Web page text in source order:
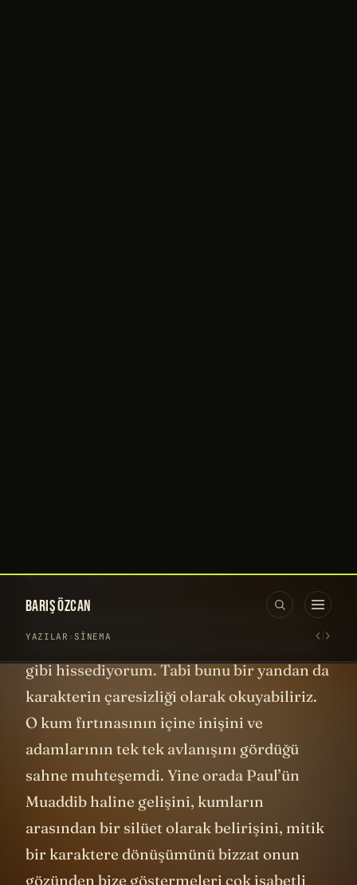
şeyi tek, karizmatik ve çok güçlü bir lidere
bağlayan bir toplumun büyük bir tehlike
içinde olduğunu bize gösteriyor. Bunu
romanın yazarı Frank Herbert’ın dünya
görüşünden de okuyabiliriz. 1980’de, yani
romanı yazdıktan çok daha sonra
bir
dergide
neden böyle bir roman yazdığını
anlatmış. Demagoglar, fanatikler,
dolandırıcılar, masumlar ve bir o kadar da
masum olmayanların yer aldığı bir dram
yazmak istediğini söylemiş. Çünkü süper